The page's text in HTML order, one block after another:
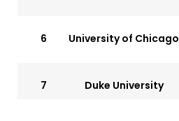
6 University of Chicago
7 Duke University